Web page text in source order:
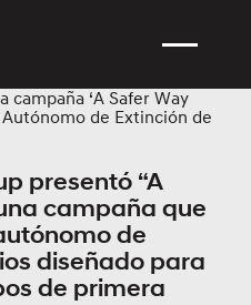
‘A Safer Way
de Extinción de
presentó “A
campaña que
de
diseñado para
de primera